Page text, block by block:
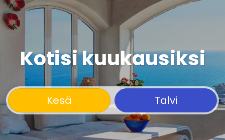
Kotisi kuukausiksi
Kesä Talvi